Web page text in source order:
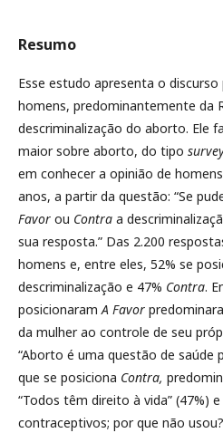
Resumo
Esse estudo apresenta o
homens, predominantemente da
descriminalização do aborto. Ele
maior sobre aborto, do tipo
em conhecer a opinião de
anos, a partir da questão: “Se
Favor ou Contra a
sua resposta.” Das 2.200
homens e, entre eles, 52% se
descriminalização e 47% Contra.
posicionaramA Favor
da mulher ao controle de seu
“Aborto é uma questão de saúde
que se posiciona Contra,
“Todos têm direito à vida” (47%)
contraceptivos; por que não